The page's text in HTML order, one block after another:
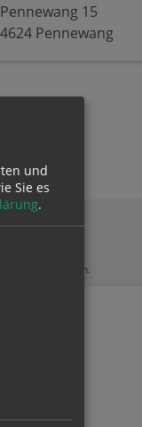
Pennewang 15
4624 Pennewang
sehen zu können.
und
Sie es
.